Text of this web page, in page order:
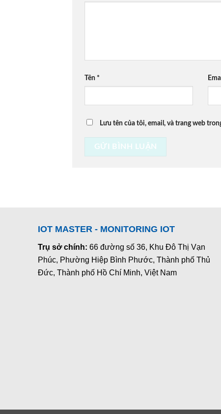
Tên *
Lưu tên của tôi, email, và trang web
IOT MASTER - MONITORING IOT
Trụ sở chính: 66 đường số 36, Khu Đô Thị Vạn
Phúc, Phường Hiệp Bình Phước, Thành phố Thủ
Đức, Thành phố Hồ Chí Minh, Việt Nam